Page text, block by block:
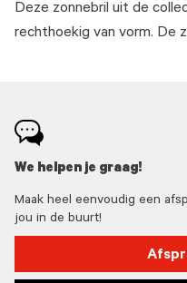
Deze zonnebril uit de
rechthoekig van vorm. De
We helpen je graag!
Maak heel eenvoudig een
jou in de buurt!